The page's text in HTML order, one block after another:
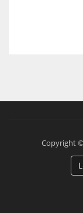
Copyright